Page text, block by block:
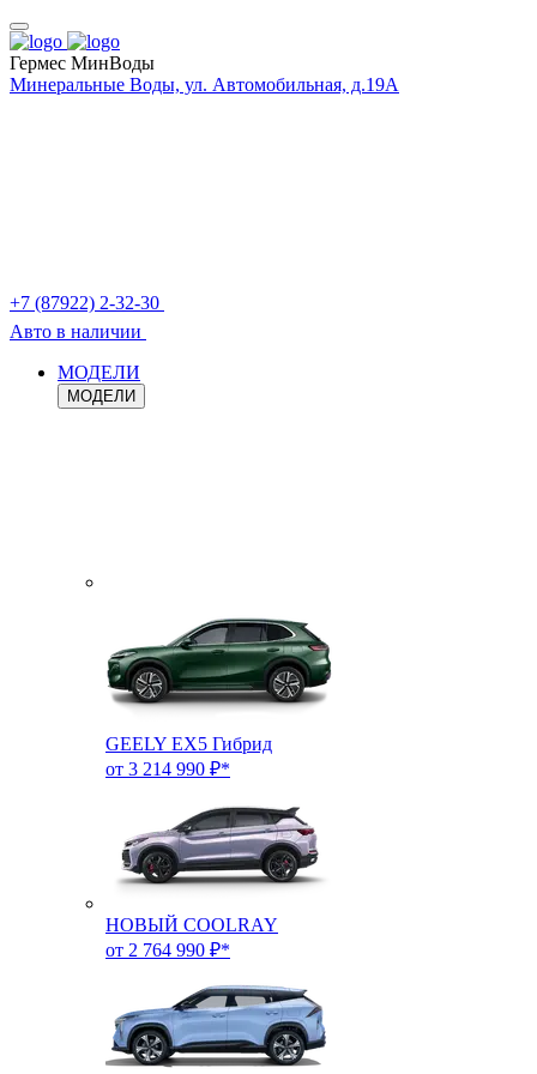
Гермес МинВоды
Минеральные Воды, ул. Автомобильная, д.19А
+7 (87922) 2-32-30
Авто в наличии
МОДЕЛИ
МОДЕЛИ
GEELY EX5 Гибрид
от 3 214 990 ₽*
НОВЫЙ COOLRAY
от 2 764 990 ₽*